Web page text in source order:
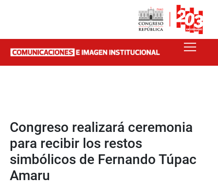
Congreso realizará ceremonia
para recibir los restos
simbólicos de Fernando Túpac
Amaru